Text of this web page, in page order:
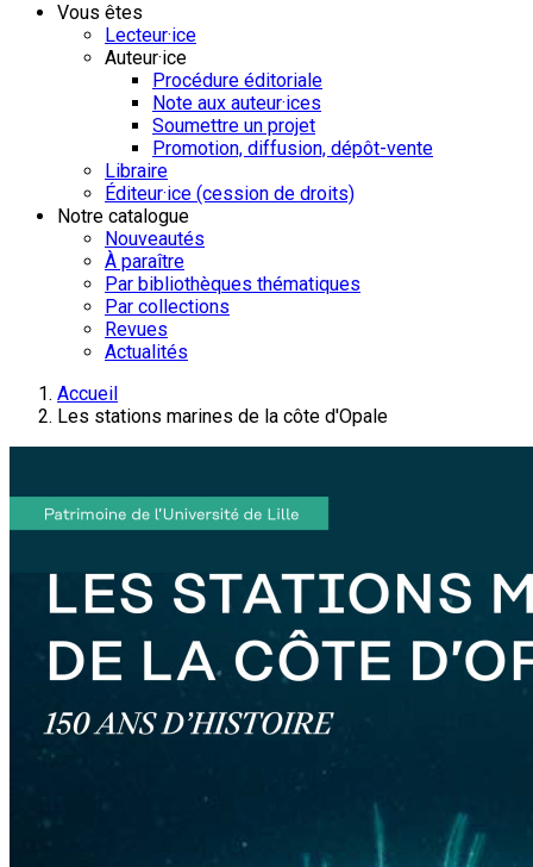
Vous êtes
Lecteur·ice
Auteur·ice
Procédure éditoriale
Note aux auteur·ices
Soumettre un projet
Promotion, diffusion, dépôt-vente
Libraire
Éditeur·ice (cession de droits)
Notre catalogue
Nouveautés
À paraître
Par bibliothèques thématiques
Par collections
Revues
Actualités
Accueil
Les stations marines de la côte d'Opale